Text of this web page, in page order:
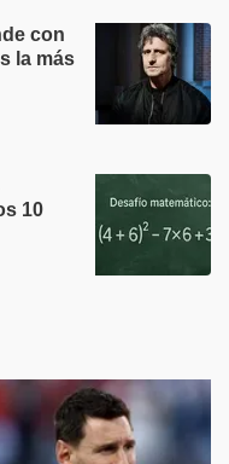
con
la más
10